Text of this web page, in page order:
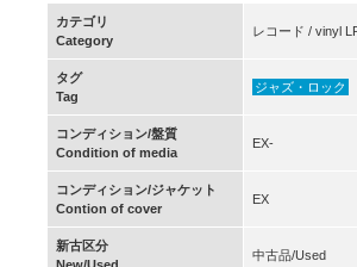
カテゴリ
Category
レコード / vinyl
タグ
Tag
ジャズ・ロック
コンディション/盤質
Condition of media
EX-
コンディション/ジャケット
Contion of cover
EX
新古区分
中古品/Used